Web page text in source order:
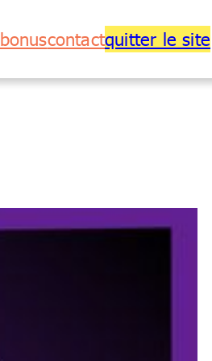
bonuscontactquitter le site